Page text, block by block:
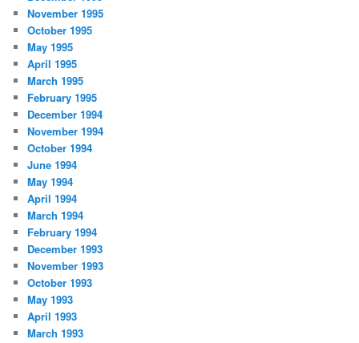
November 1995
October 1995
May 1995
April 1995
March 1995
February 1995
December 1994
November 1994
October 1994
June 1994
May 1994
April 1994
March 1994
February 1994
December 1993
November 1993
October 1993
May 1993
April 1993
March 1993